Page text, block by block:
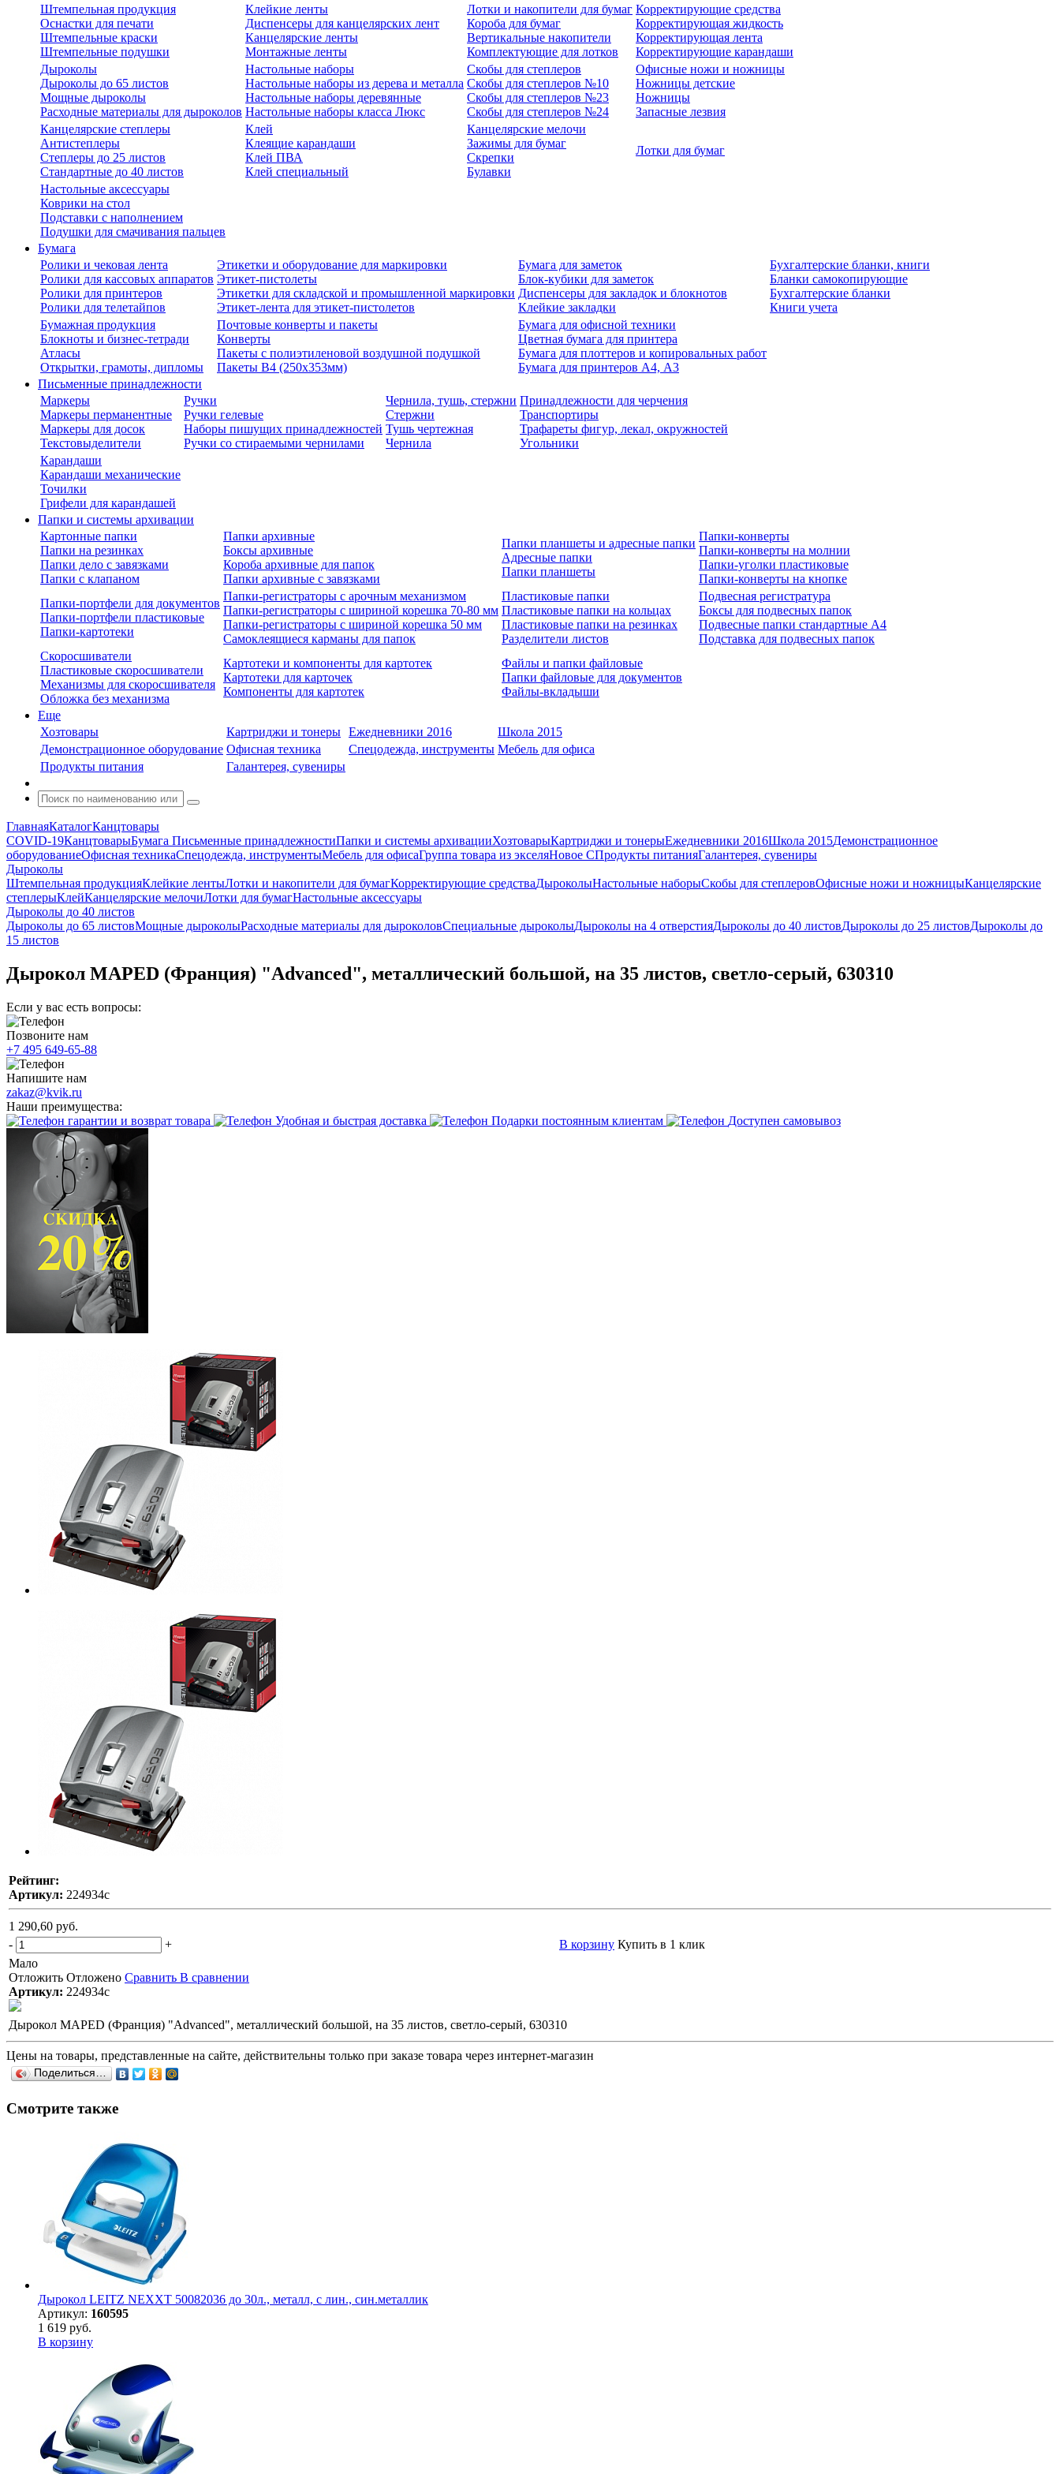
Штемпельная продукция
Оснастки для печати
Штемпельные краски
Штемпельные подушки
Клейкие ленты
Диспенсеры для канцелярских лент
Канцелярские ленты
Монтажные ленты
Лотки и накопители для бумаг
Короба для бумаг
Вертикальные накопители
Комплектующие для лотков
Корректирующие средства
Корректирующая жидкость
Корректирующая лента
Корректирующие карандаши
Дыроколы
Дыроколы до 65 листов
Мощные дыроколы
Расходные материалы для дыроколов
Настольные наборы
Настольные наборы из дерева и металла
Настольные наборы деревянные
Настольные наборы класса Люкс
Скобы для степлеров
Скобы для степлеров №10
Скобы для степлеров №23
Скобы для степлеров №24
Офисные ножи и ножницы
Ножницы детские
Ножницы
Запасные лезвия
Канцелярские степлеры
Антистеплеры
Степлеры до 25 листов
Стандартные до 40 листов
Клей
Клеящие карандаши
Клей ПВА
Клей специальный
Канцелярские мелочи
Зажимы для бумаг
Скрепки
Булавки
Лотки для бумаг
Настольные аксессуары
Коврики на стол
Подставки с наполнением
Подушки для смачивания пальцев
Бумага
Ролики и чековая лента
Ролики для кассовых аппаратов
Ролики для принтеров
Ролики для телетайпов
Этикетки и оборудование для маркировки
Этикет-пистолеты
Этикетки для складской и промышленной маркировки
Этикет-лента для этикет-пистолетов
Бумага для заметок
Блок-кубики для заметок
Диспенсеры для закладок и блокнотов
Клейкие закладки
Бухгалтерские бланки, книги
Бланки самокопирующие
Бухгалтерские бланки
Книги учета
Бумажная продукция
Блокноты и бизнес-тетради
Атласы
Открытки, грамоты, дипломы
Почтовые конверты и пакеты
Конверты
Пакеты с полиэтиленовой воздушной подушкой
Пакеты В4 (250х353мм)
Бумага для офисной техники
Цветная бумага для принтера
Бумага для плоттеров и копировальных работ
Бумага для принтеров А4, А3
Письменные принадлежности
Маркеры
Маркеры перманентные
Маркеры для досок
Текстовыделители
Ручки
Ручки гелевые
Наборы пишущих принадлежностей
Ручки со стираемыми чернилами
Чернила, тушь, стержни
Стержни
Тушь чертежная
Чернила
Принадлежности для черчения
Транспортиры
Трафареты фигур, лекал, окружностей
Угольники
Карандаши
Карандаши механические
Точилки
Грифели для карандашей
Папки и системы архивации
Картонные папки
Папки на резинках
Папки дело с завязками
Папки с клапаном
Папки архивные
Боксы архивные
Короба архивные для папок
Папки архивные с завязками
Папки планшеты и адресные папки
Адресные папки
Папки планшеты
Папки-конверты
Папки-конверты на молнии
Папки-уголки пластиковые
Папки-конверты на кнопке
Папки-портфели для документов
Папки-портфели пластиковые
Папки-картотеки
Папки-регистраторы с арочным механизмом
Папки-регистраторы с шириной корешка 70-80 мм
Папки-регистраторы с шириной корешка 50 мм
Самоклеящиеся карманы для папок
Пластиковые папки
Пластиковые папки на кольцах
Пластиковые папки на резинках
Разделители листов
Подвесная регистратура
Боксы для подвесных папок
Подвесные папки стандартные А4
Подставка для подвесных папок
Скоросшиватели
Пластиковые скоросшиватели
Механизмы для скоросшивателя
Обложка без механизма
Картотеки и компоненты для картотек
Картотеки для карточек
Компоненты для картотек
Файлы и папки файловые
Папки файловые для документов
Файлы-вкладыши
Еще
Хозтовары
Картриджи и тонеры Ежедневники 2016
Школа 2015
Демонстрационное оборудование Офисная техника Спецодежда, инструменты Мебель для офиса
Продукты питания
Галантерея, сувениры
ГлавнаяКаталогКанцтовары
COVID-19КанцтоварыБумага Письменные принадлежностиПапки и системы архивацииХозтоварыКартриджи и тонерыЕжедневники 2016Школа 2015Демонстрационное
оборудованиеОфисная техникаСпецодежда, инструментыМебель для офисаГруппа товара из экселяНовое СПродукты питанияГалантерея, сувениры
Дыроколы
Штемпельная продукцияКлейкие лентыЛотки и накопители для бумагКорректирующие средстваДыроколыНастольные наборыСкобы для степлеровОфисные ножи и ножницыКанцелярские
степлерыКлейКанцелярские мелочиЛотки для бумагНастольные аксессуары
Дыроколы до 40 листов
Дыроколы до 65 листовМощные дыроколыРасходные материалы для дыроколовСпециальные дыроколыДыроколы на 4 отверстияДыроколы до 40 листовДыроколы до 25 листовДыроколы до
15 листов
Дырокол MAPED (Франция) "Advanced", металлический большой, на 35 листов, светло-серый, 630310
Если у вас есть вопросы:
Позвоните нам
+7 495 649-65-88
Напишите нам
zakaz@kvik.ru
Наши преимущества:
гарантии и возврат товара
Удобная и быстрая доставка Подарки постоянным клиентам Доступен самовывоз
Рейтинг:
Артикул: 224934с
1 290,60 руб.
-
+ В корзину Купить в 1 клик
Мало
Отложить Отложено Сравнить В сравнении
Артикул: 224934с
Дырокол MAPED (Франция) "Advanced", металлический большой, на 35 листов, светло-серый, 630310
Цены на товары, представленные на сайте, действительны только при заказе товара через интернет-магазин
Поделиться…
Смотрите также
Дырокол LEITZ NEXXT 50082036 до 30л., металл, с лин., син.металлик
Артикул: 160595
1 619 руб.
В корзину